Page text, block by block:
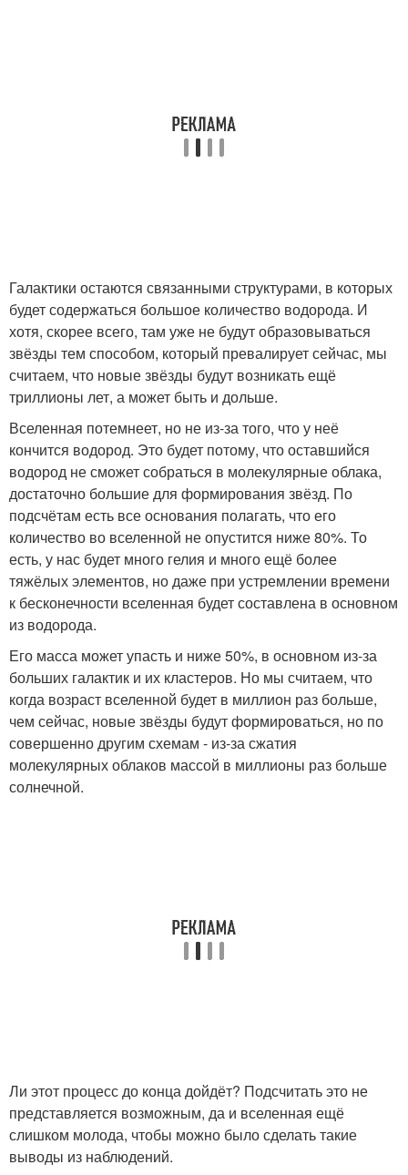
Галактики остаются связанными структурами, в которых
будет содержаться большое количество водорода. И
хотя, скорее всего, там уже не будут образовываться
звёзды тем способом, который превалирует сейчас, мы
считаем, что новые звёзды будут возникать ещё
триллионы лет, а может быть и дольше.
Вселенная потемнеет, но не из-за того, что у неё
кончится водород. Это будет потому, что оставшийся
водород не сможет собраться в молекулярные облака,
достаточно большие для формирования звёзд. По
подсчётам есть все основания полагать, что его
количество во вселенной не опустится ниже 80%. То
есть, у нас будет много гелия и много ещё более
тяжёлых элементов, но даже при устремлении времени
к бесконечности вселенная будет составлена в основном
из водорода.
Его масса может упасть и ниже 50%, в основном из-за
больших галактик и их кластеров. Но мы считаем, что
когда возраст вселенной будет в миллион раз больше,
чем сейчас, новые звёзды будут формироваться, но по
совершенно другим схемам - из-за сжатия
молекулярных облаков массой в миллионы раз больше
солнечной.
Ли этот процесс до конца дойдёт? Подсчитать это не
представляется возможным, да и вселенная ещё
слишком молода, чтобы можно было сделать такие
выводы из наблюдений.